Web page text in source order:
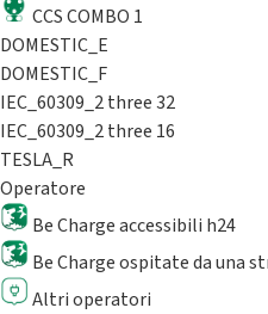
CCS COMBO 1
DOMESTIC_E
DOMESTIC_F
IEC_60309_2 three 32
IEC_60309_2 three 16
TESLA_R
Operatore
Be Charge accessibili h24
Be Charge ospitate da una
Altri operatori